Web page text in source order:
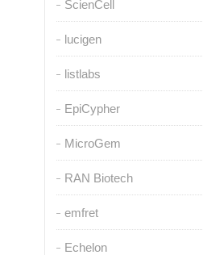
ScienCell
lucigen
listlabs
EpiCypher
MicroGem
RAN Biotech
emfret
Echelon